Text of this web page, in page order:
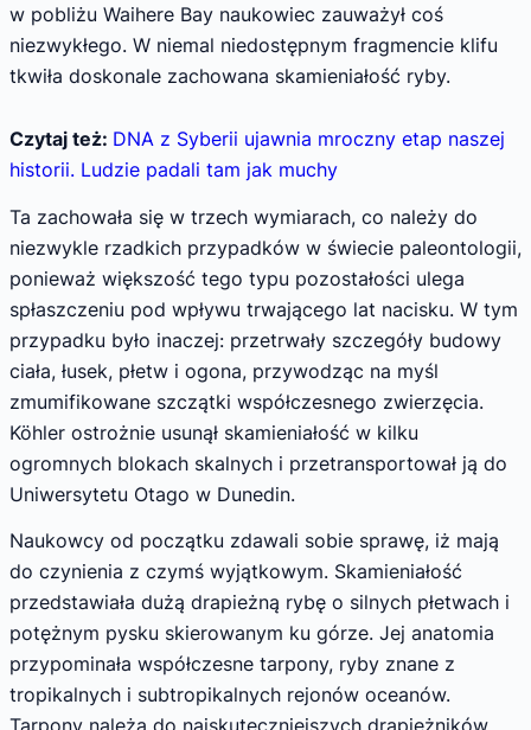
w pobliżu Waihere Bay naukowiec zauważył coś
niezwykłego. W niemal niedostępnym fragmencie klifu
tkwiła doskonale zachowana skamieniałość ryby.
Czytaj też: DNA z Syberii ujawnia mroczny etap naszej
historii. Ludzie padali tam jak muchy
Ta zachowała się w trzech wymiarach, co należy do
niezwykle rzadkich przypadków w świecie paleontologii,
ponieważ większość tego typu pozostałości ulega
spłaszczeniu pod wpływu trwającego lat nacisku. W tym
przypadku było inaczej: przetrwały szczegóły budowy
ciała, łusek, płetw i ogona, przywodząc na myśl
zmumifikowane szczątki współczesnego zwierzęcia.
Köhler ostrożnie usunął skamieniałość w kilku
ogromnych blokach skalnych i przetransportował ją do
Uniwersytetu Otago w Dunedin.
Naukowcy od początku zdawali sobie sprawę, iż mają
do czynienia z czymś wyjątkowym. Skamieniałość
przedstawiała dużą drapieżną rybę o silnych płetwach i
potężnym pysku skierowanym ku górze. Jej anatomia
przypominała współczesne tarpony, ryby znane z
tropikalnych i subtropikalnych rejonów oceanów.